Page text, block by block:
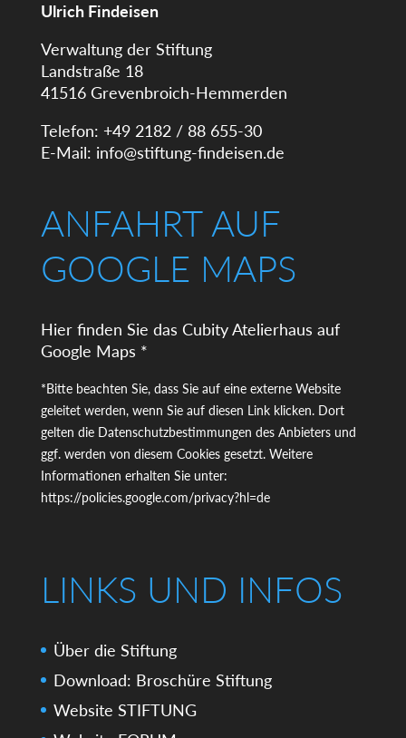
Ulrich Findeisen
Verwaltung der Stiftung
Landstraße 18
41516 Grevenbroich-Hemmerden
Telefon: +49 2182 / 88 655-30
E-Mail: info@stiftung-findeisen.de
ANFAHRT AUF
GOOGLE MAPS
Hier finden Sie das Cubity Atelierhaus auf
Google Maps *
*Bitte beachten Sie, dass Sie auf eine externe Website
geleitet werden, wenn Sie auf diesen Link klicken. Dort
gelten die Datenschutzbestimmungen des Anbieters und
ggf. werden von diesem Cookies gesetzt. Weitere
Informationen erhalten Sie unter:
https://policies.google.com/privacy?hl=de
LINKS UND INFOS
Über die Stiftung
Download: Broschüre Stiftung
Website STIFTUNG